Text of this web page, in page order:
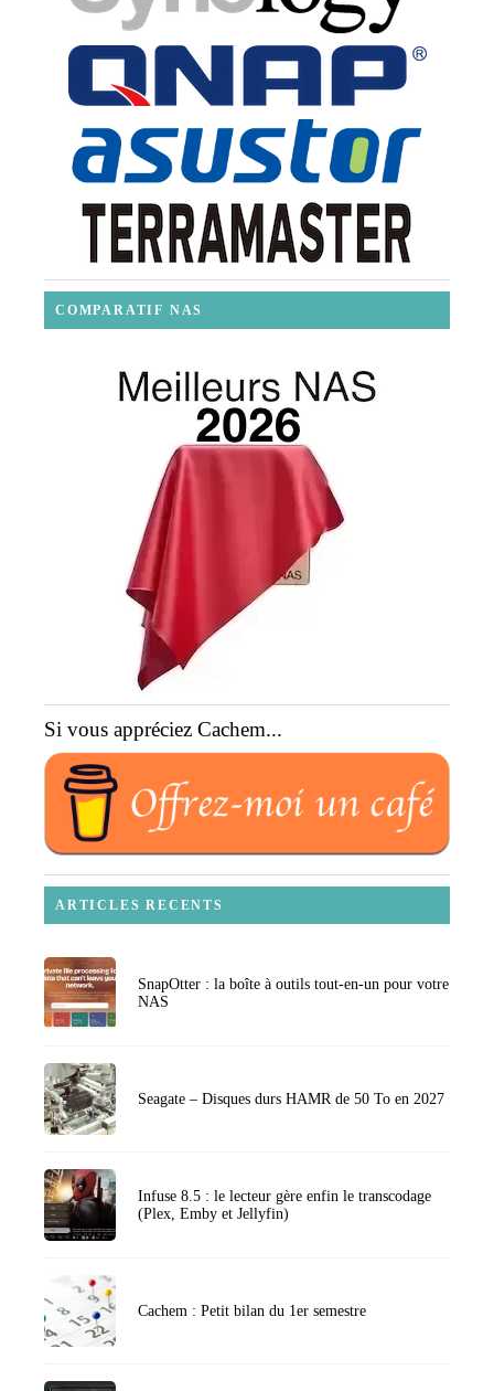
COMPARATIF NAS
Si vous appréciez Cachem...
ARTICLES RECENTS
SnapOtter : la boîte à outils tout-en-un pour votre
NAS
Seagate – Disques durs HAMR de 50 To en 2027
Infuse 8.5 : le lecteur gère enfin le transcodage
(Plex, Emby et Jellyfin)
Cachem : Petit bilan du 1er semestre